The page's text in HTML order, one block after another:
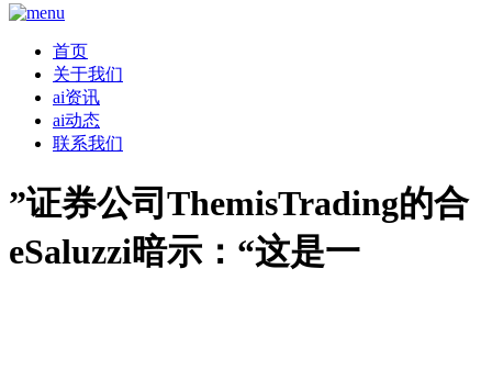
首页
关于我们
ai资讯
ai动态
联系我们
”证券公司ThemisTrading的合
eSaluzzi暗示：“这是一